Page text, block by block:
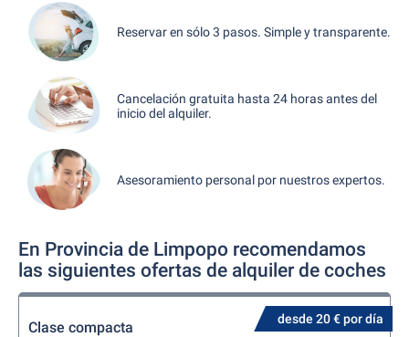
Reservar en sólo 3 pasos. Simple y transparente.
Cancelación gratuita hasta 24 horas antes del
inicio del alquiler.
Asesoramiento personal por nuestros expertos.
En Provincia de Limpopo recomendamos
las siguientes ofertas de alquiler de coches
desde 20 € por día
Clase compacta